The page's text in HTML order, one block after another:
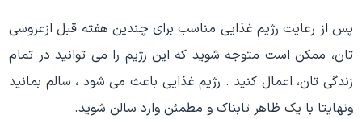
پس از رعایت رژیم غذایی مناسب برای چندین هفته قبل ازعروسی
تان، ممکن است متوجه شوید که این رژیم را می توانید در تمام
زندگی تان، اعمال کنید . رژیم غذایی باعث می شود ، سالم بمانید
ونهایتا با یک ظاهر تابناک و مطمئن وارد سالن شوید.